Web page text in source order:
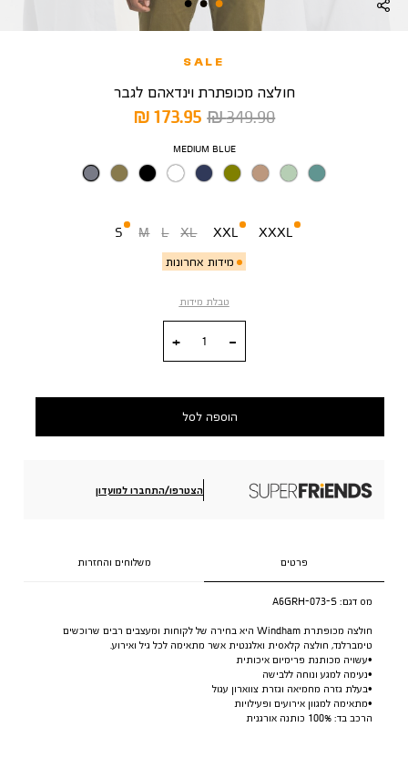
SALE
חולצה מכופתרת וינדאהם לגבר
מחיר
מוצר
173.95 ₪
מחיר
349.90 ₪
צבע
MEDIUM BLUE
S
מידות אחרונות
M L XL XXL XXXL
טבלת מידות
הוספה לסל
הצטרפו/התחברו למועדון
פרטים משלוחים והחזרות
מס דגם: A6GRH-073-S
חולצה מכופתרת Windham היא בחירה של לקוחות ומעצבים רבים שרוכשים
טימברלנד, חולצה קלאסית ואלגנטית אשר מתאימה לכל גיל ואירוע.
•עשויה מכותנת פרימיום איכותית
•נעימה למגע ונוחה ללבישה
•בעלת גזרה מחמיאה וגזרת צווארון עגול
•מתאימה למגוון אירועים ופעילויות
הרכב בד: 100% כותנה אורגנית